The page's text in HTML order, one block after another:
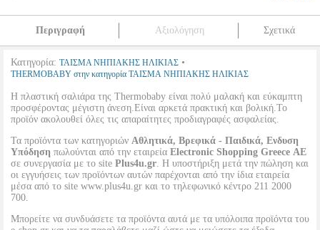
Περιγραφή Αξιολόγηση Σχετικά
Κατηγορία: ΤΑΙΣΜΑ ΝΗΠΙΑΚΗΣ ΗΛΙΚΙΑΣ •
THERMOBABY στην κατηγορία ΤΑΙΣΜΑ ΝΗΠΙΑΚΗΣ ΗΛΙΚΙΑΣ
Η πλαστική σαλιάρα της Thermobaby είναι πολύ μαλακή και εύκαμπτη
προσφέροντας μέγιστη άνεση.Είναι αρκετά πρακτική και βολική.Το
προϊόν ακολουθεί όλες τις απαραίτητες προδιαγραφές ασφαλείας.
Τα προϊόντα των κατηγοριών Αθλητικά, Βρεφικά - Παιδικά, Ενδυση
Υπόδηση πωλούνται από την εταιρεία Electronic Shopping Greece ΑΕ
σε συνεργασία με το site Plus4u.gr. Η υποστήριξη μετά την πώληση και
οι εγγυήσεις των προϊόντων αυτών παρέχονται από την ίδια εταιρεία
μέσα από το site www.plus4u.gr και το τηλεφωνικό κέντρο 211 2000
700.
Μπορείτε να συνδυάσετε τα προϊόντα αυτά με τα υπόλοιπα προϊόντα του